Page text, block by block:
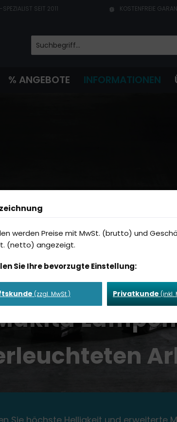
SPEZIALIST SEIT 2011 KOSTENFREIE
% ANGEBOTE INFORMATIONEN
werden Preise mit MwSt. (brutto) und
(netto) angezeigt.
Sie Ihre bevorzugte Einstellung:
(zzgl. MwSt.) Privatkunde (inkl.